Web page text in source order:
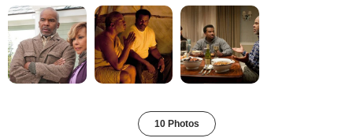
10 Photos